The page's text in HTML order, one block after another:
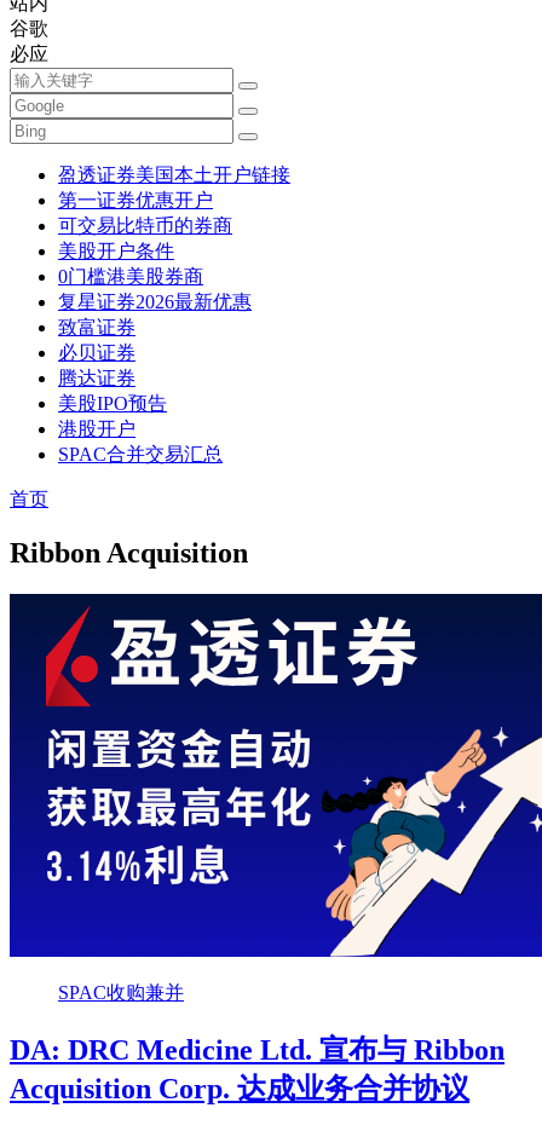
谷歌
必应
盈透证券美国本土开户链接
第一证券优惠开户
可交易比特币的券商
美股开户条件
0门槛港美股券商
复星证券2026最新优惠
致富证券
必贝证券
腾达证券
美股IPO预告
港股开户
SPAC合并交易汇总
首页
Ribbon Acquisition
SPAC收购兼并
DA: DRC Medicine Ltd. 宣布与 Ribbon
Acquisition Corp. 达成业务合并协议